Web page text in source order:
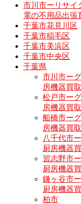
市川市ーリサイ
電の不用品出張
千葉市花見川区
千葉市稲毛区
千葉市美浜区
千葉市中央区
千葉県
市川市ー
房機器買取
松戸市ー
房機器買
船橋市ー
房機器買取
八千代市
厨房機器
習志野市
厨房機器
鎌ヶ谷市
厨房機器
柏市